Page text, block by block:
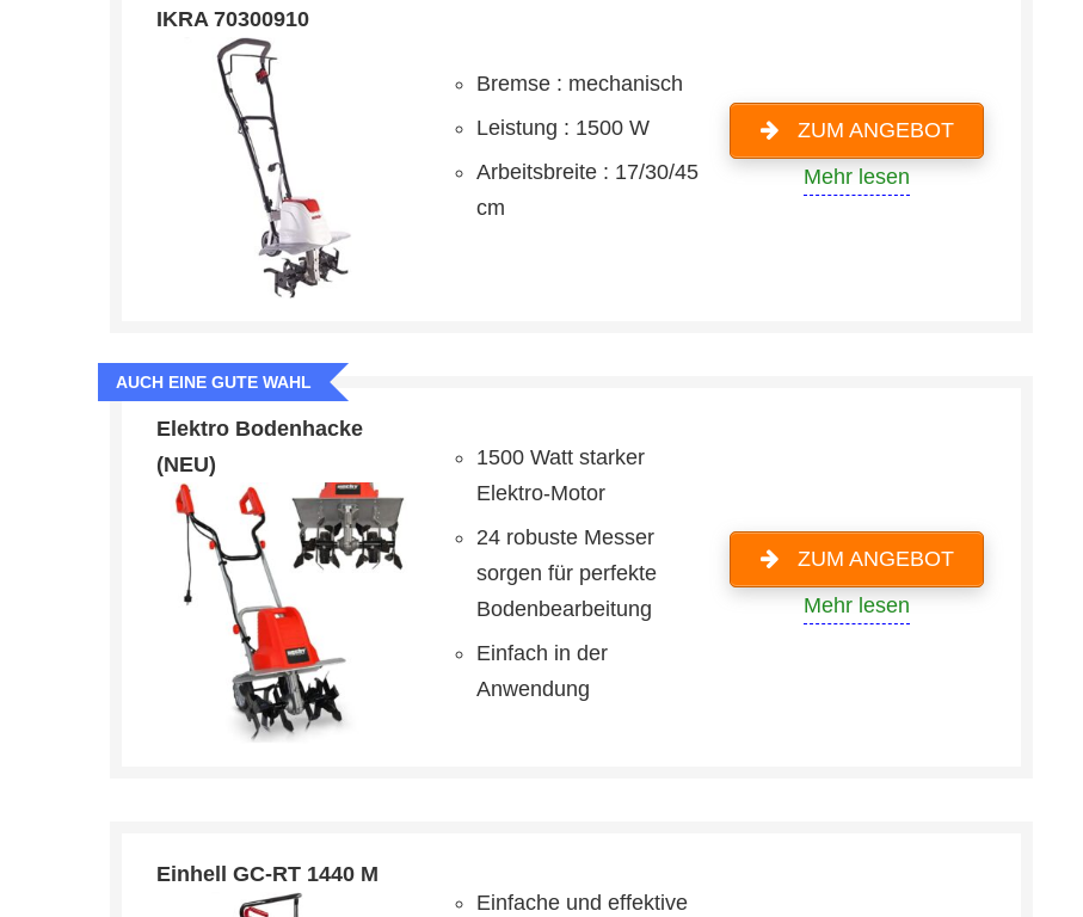
IKRA 70300910
Bremse : mechanisch
Leistung : 1500 W
Arbeitsbreite : 17/30/45
cm
ZUM ANGEBOT
Mehr lesen
AUCH EINE GUTE WAHL
Elektro Bodenhacke
(NEU)
1500 Watt starker
Elektro-Motor
24 robuste Messer
sorgen für perfekte
Bodenbearbeitung
Einfach in der
Anwendung
ZUM ANGEBOT
Mehr lesen
Einhell GC-RT 1440 M
Einfache und effektive